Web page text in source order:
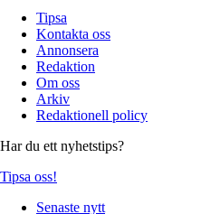
Tipsa
Kontakta oss
Annonsera
Redaktion
Om oss
Arkiv
Redaktionell policy
Har du ett nyhetstips?
Tipsa oss!
Senaste nytt